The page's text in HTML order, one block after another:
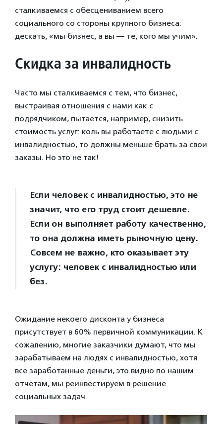
сталкиваемся с обесцениванием всего
социального со стороны крупного бизнеса:
дескать, «мы бизнес, а вы — те, кого мы учим».
Скидка за инвалидность
Часто мы сталкиваемся с тем, что бизнес,
выстраивая отношения с нами как с
подрядчиком, пытается, например, снизить
стоимость услуг: коль вы работаете с людьми с
инвалидностью, то должны меньше брать за свои
заказы. Но это не так!
Если человек с инвалидностью, это не
значит, что его труд стоит дешевле.
Если он выполняет работу качественно,
то она должна иметь рыночную цену.
Совсем не важно, кто оказывает эту
услугу: человек с инвалидностью или
без.
Ожидание некоего дисконта у бизнеса
присутствует в 60% первичной коммуникации. К
сожалению, многие заказчики думают, что мы
зарабатываем на людях с инвалидностью, хотя
все заработанные деньги, это видно по нашим
отчетам, мы реинвестируем в решение
социальных задач.